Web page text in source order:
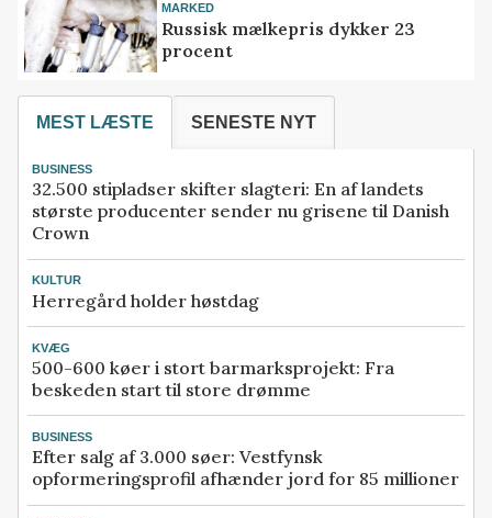
MARKED
Russisk mælkepris dykker 23
procent
MEST LÆSTE SENESTE NYT
BUSINESS
32.500 stipladser skifter slagteri: En af landets
største producenter sender nu grisene til Danish
Crown
KULTUR
Herregård holder høstdag
KVÆG
500-600 køer i stort barmarksprojekt: Fra
beskeden start til store drømme
BUSINESS
Efter salg af 3.000 søer: Vestfynsk
opformeringsprofil afhænder jord for 85 millioner